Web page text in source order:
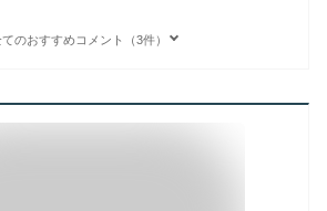
のおすすめコメント（3件）